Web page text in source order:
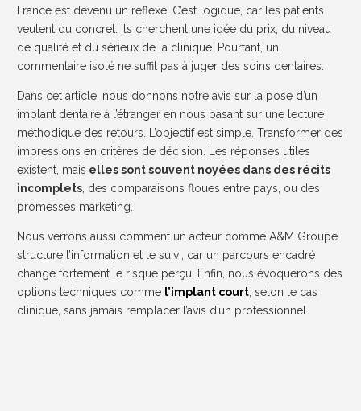
France est devenu un réflexe. C’est logique, car les patients
veulent du concret. Ils cherchent une idée du prix, du niveau
de qualité et du sérieux de la clinique. Pourtant, un
commentaire isolé ne suffit pas à juger des soins dentaires.
Dans cet article, nous donnons notre avis sur la pose d’un
implant dentaire à l’étranger en nous basant sur une lecture
méthodique des retours. L’objectif est simple. Transformer des
impressions en critères de décision. Les réponses utiles
existent, mais elles sont souvent noyées dans des récits
incomplets , des comparaisons floues entre pays, ou des
promesses marketing.
Nous verrons aussi comment un acteur comme A&M Groupe
structure l’information et le suivi, car un parcours encadré
change fortement le risque perçu. Enfin, nous évoquerons des
options techniques comme l’implant court , selon le cas
clinique, sans jamais remplacer l’avis d’un professionnel.